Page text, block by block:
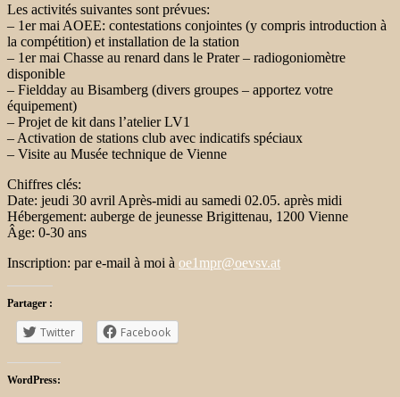
Les activités suivantes sont prévues:
– 1er mai AOEE: contestations conjointes (y compris introduction à
la compétition) et installation de la station
– 1er mai Chasse au renard dans le Prater – radiogoniomètre
disponible
– Fieldday au Bisamberg (divers groupes – apportez votre
équipement)
– Projet de kit dans l’atelier LV1
– Activation de stations club avec indicatifs spéciaux
– Visite au Musée technique de Vienne
Chiffres clés:
Date: jeudi 30 avril Après-midi au samedi 02.05. après midi
Hébergement: auberge de jeunesse Brigittenau, 1200 Vienne
Âge: 0-30 ans
Inscription: par e-mail à moi à oe1mpr@oevsv.at
Partager :
Twitter Facebook
WordPress: